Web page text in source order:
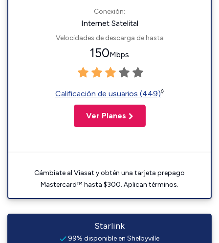
Conexión:
Internet Satelital
Velocidades de descarga de hasta
150Mbps
Calificación de usuarios (449)◊
Ver Planes
Cámbiate al Viasat y obtén una tarjeta prepago
Mastercard™ hasta $300. Aplican términos.
Starlink
99% disponible en Shelbyville